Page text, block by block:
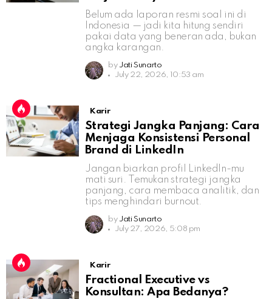
Belum ada laporan resmi soal ini di
Indonesia — jadi kita hitung sendiri
pakai data yang beneran ada, bukan
angka karangan.
by Jati Sunarto
July 22, 2026, 10:53 am
Karir
Strategi Jangka Panjang: Cara
Menjaga Konsistensi Personal
Brand di LinkedIn
Jangan biarkan profil LinkedIn-mu
mati suri. Temukan strategi jangka
panjang, cara membaca analitik, dan
tips menghindari burnout.
by Jati Sunarto
July 27, 2026, 5:08 pm
Karir
Fractional Executive vs
Konsultan: Apa Bedanya?